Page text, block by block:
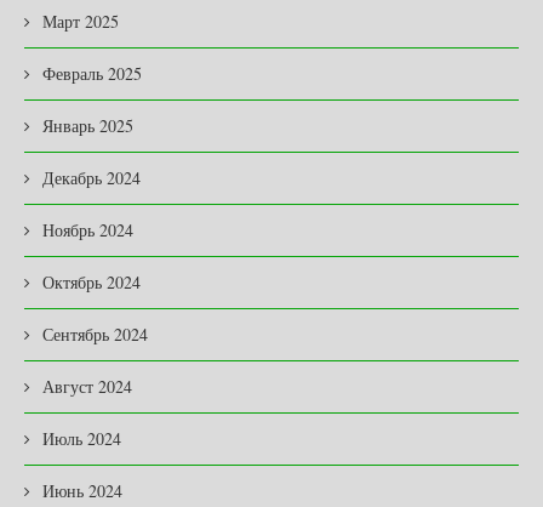
Март 2025
Февраль 2025
Январь 2025
Декабрь 2024
Ноябрь 2024
Октябрь 2024
Сентябрь 2024
Август 2024
Июль 2024
Июнь 2024